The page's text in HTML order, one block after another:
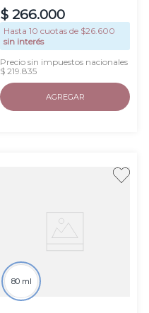
$ 266.000
Hasta10 cuotas de $26.600
sin interés
Precio sin impuestos nacionales
$ 219.835
AGREGAR
80 ml